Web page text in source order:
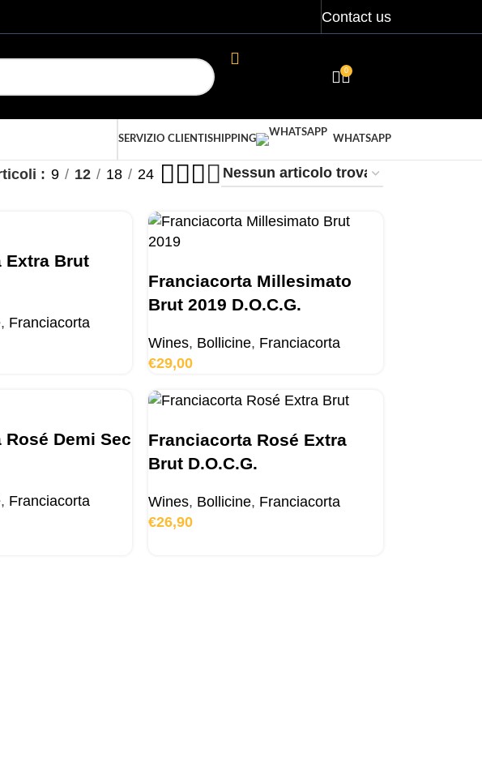
Contact us
0
SERVIZIO CLIENTI SHIPPING WHATSAPP
9 12 18 24
Extra Brut
, Franciacorta
Franciacorta Millesimato
Brut 2019 D.O.C.G.
Wines, Bollicine, Franciacorta
€29,00
Demi Sec
, Franciacorta
Franciacorta Rosé Extra
Brut D.O.C.G.
Wines, Bollicine, Franciacorta
€26,90